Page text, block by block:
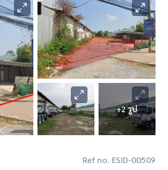
+2 รูป
Ref no. ESID-00509